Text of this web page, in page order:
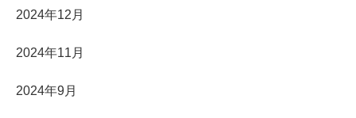
2024年12月
2024年11月
2024年9月